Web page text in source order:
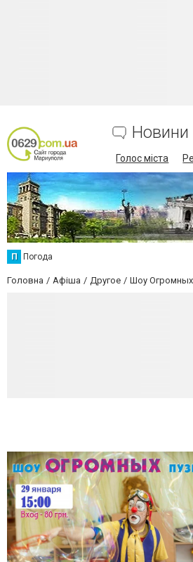
Новини
Голос міста
П Погода
Головна Афіша Другое Шоу